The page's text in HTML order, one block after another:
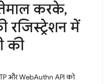
करके,
रजिस्ट्रेशन में
की
और WebAuthn API को